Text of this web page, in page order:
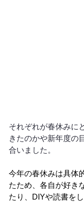
それぞれが春休みに
きたのかや新年度の
合いました。
今年の春休みは具体
たため、各自が好き
たり、DIYや読書を